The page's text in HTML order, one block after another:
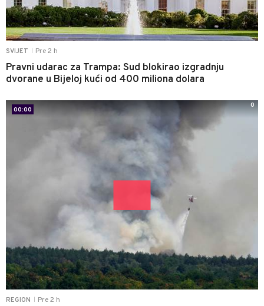
SVIJET Pre 2 h
Pravni udarac za Trampa: Sud blokirao izgradnju
dvorane u Bijeloj kući od 400 miliona dolara
REGION Pre 2 h
00:00
0